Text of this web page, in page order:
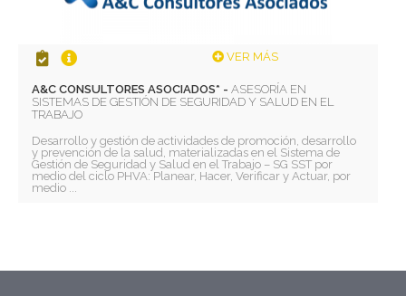
VER MÁS
A&C CONSULTORES ASOCIADOS* -ASESORÍA EN
SISTEMAS DE GESTIÓN DE SEGURIDAD Y SALUD EN EL
TRABAJO
Desarrollo y gestión de actividades de promoción, desarrollo
y prevención de la salud, materializadas en el Sistema de
Gestión de Seguridad y Salud en el Trabajo – SG SST por
medio del ciclo PHVA: Planear, Hacer, Verificar y Actuar, por
medio ...